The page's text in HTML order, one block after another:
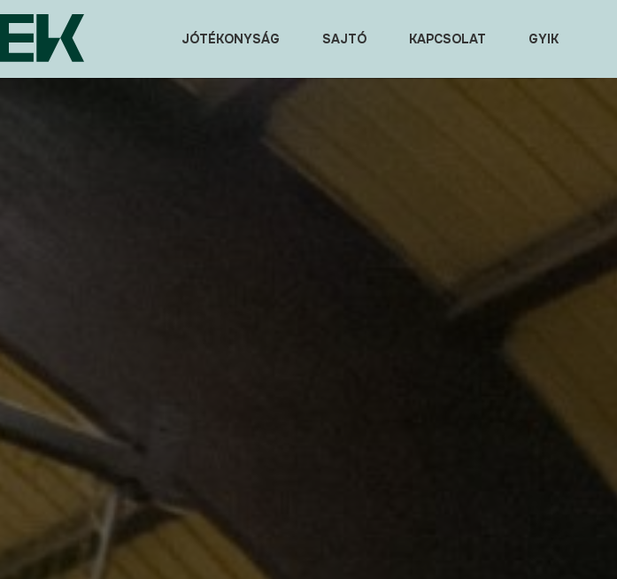
JÓTÉKONYSÁG SAJTÓ KAPCSOLAT GYIK